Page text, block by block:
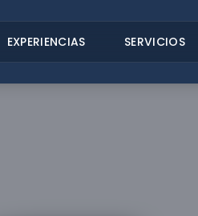
EXPERIENCIAS SERVICIOS